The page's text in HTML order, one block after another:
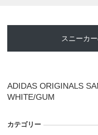
スニーカ
ADIDAS ORIGINALS
WHITE/GUM
カテゴリー